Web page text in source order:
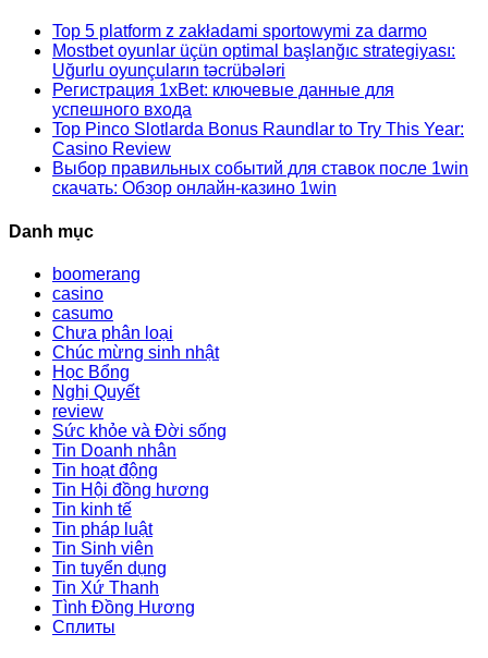
Top 5 platform z zakładami sportowymi za darmo
Mostbet oyunlar üçün optimal başlanğıc strategiyası:
Uğurlu oyunçuların təcrübələri
Регистрация 1xBet: ключевые данные для
успешного входа
Top Pinco Slotlarda Bonus Raundlar to Try This Year:
Casino Review
Выбор правильных событий для ставок после 1win
скачать: Обзор онлайн-казино 1win
Danh mục
boomerang
casino
casumo
Chưa phân loại
Chúc mừng sinh nhật
Học Bổng
Nghị Quyết
review
Sức khỏe và Đời sống
Tin Doanh nhân
Tin hoạt động
Tin Hội đồng hương
Tin kinh tế
Tin pháp luật
Tin Sinh viên
Tin tuyển dụng
Tin Xứ Thanh
Tình Đồng Hương
Сплиты